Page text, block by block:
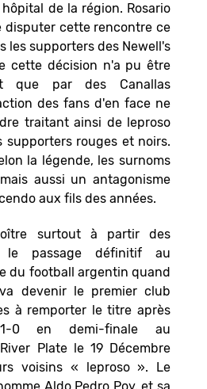
de la région. Rosario
disputer cette rencontre ce
les supporters des Newell's
cette décision n'a pu être
que par des Canallas
des fans d'en face ne
traitant ainsi de leproso
supporters rouges et noirs.
la légende, les surnoms
aussi un antagonisme
aux fils des années.
surtout à partir des
passage définitif au
du football argentin quand
devenir le premier club
à remporter le titre après
0 en demi-finale au
Plate le 19 Décembre
voisins « leproso ». Le